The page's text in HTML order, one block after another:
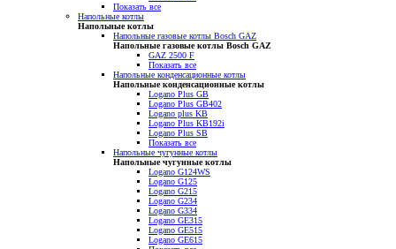
Показать все
Напольные котлы
Напольные котлы
Напольные газовые котлы Bosch GAZ
Напольные газовые котлы Bosch GAZ
GAZ 2500 F
Показать все
Напольные конденсационные котлы
Напольные конденсационные котлы
Logano Plus GB
Logano Plus GB402
Logano plus KB
Logano Plus KB192i
Logano Plus SB
Показать все
Напольные чугунные котлы
Напольные чугунные котлы
Logano G124WS
Logano G125
Logano G215
Logano G234
Logano G334
Logano GE315
Logano GE515
Logano GE615